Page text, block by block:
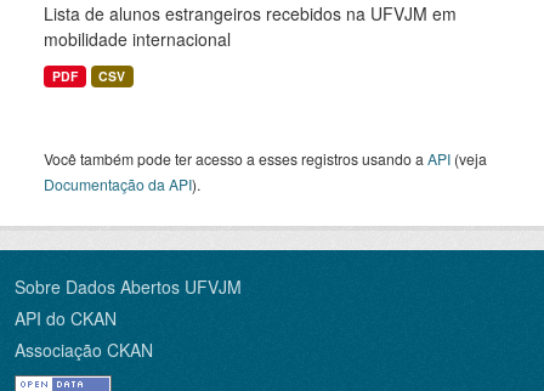
Lista de alunos estrangeiros recebidos na UFVJM em
mobilidade internacional
PDF CSV
Você também pode ter acesso a esses registros usando a API (veja
Documentação da API).
Sobre Dados Abertos UFVJM
API do CKAN
Associação CKAN